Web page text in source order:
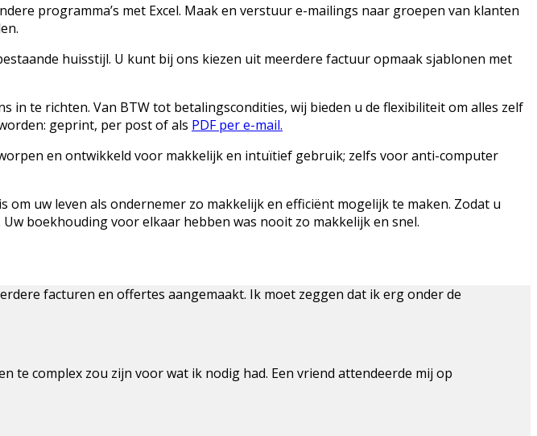
programma’s met Excel. Maak en verstuur e-mailings naar groepen van klanten
huisstijl. U kunt bij ons kiezen uit meerdere factuur opmaak sjablonen met
in te richten. Van BTW tot betalingscondities, wij bieden u de flexibiliteit om alles zelf
geprint, per post of als PDF per e-mail.
en ontwikkeld voor makkelijk en intuïtief gebruik; zelfs voor anti-computer
om uw leven als ondernemer zo makkelijk en efficiënt mogelijk te maken. Zodat u
boekhouding voor elkaar hebben was nooit zo makkelijk en snel.
facturen en offertes aangemaakt. Ik moet zeggen dat ik erg onder de
te complex zou zijn voor wat ik nodig had. Een vriend attendeerde mij op